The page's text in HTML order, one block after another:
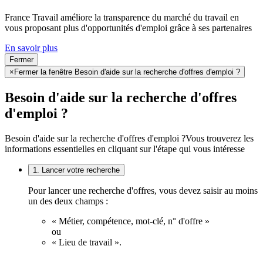
France Travail améliore la transparence du marché du travail en
vous proposant plus d'opportunités d'emploi grâce à ses partenaires
En savoir plus
Fermer
× Fermer la fenêtre Besoin d'aide sur la recherche d'offres d'emploi ?
Besoin d'aide sur la recherche d'offres
d'emploi ?
Besoin d'aide sur la recherche d'offres d'emploi ?Vous trouverez les
informations essentielles en cliquant sur l'étape qui vous intéresse
1. Lancer votre recherche
Pour lancer une recherche d'offres, vous devez saisir au moins
un des deux champs :
« Métier, compétence, mot-clé, n° d'offre »
ou
« Lieu de travail ».